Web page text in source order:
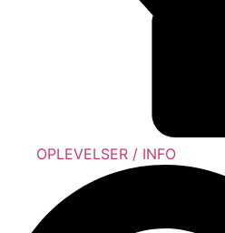
OPLEVELSER / INFO